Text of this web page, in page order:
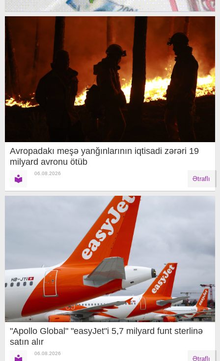
Avropadakı meşə yanğınlarının iqtisadi zərəri 19
milyard avronu ötüb
06.08.2026
Ətraflı
"Apollo Global" "easyJet"i 5,7 milyard funt sterlinə
satın alır
06.08.2026
Ətraflı